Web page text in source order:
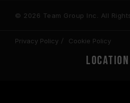
© 2026 Team Group Inc. All
Privacy Policy Cookie Policy
Location